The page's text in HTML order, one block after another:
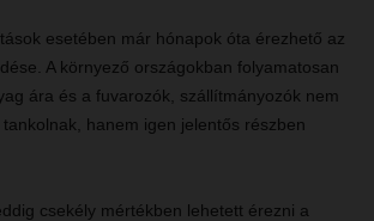
esetében már hónapok óta érezhető az
A környező országokban folyamatosan
ára és a fuvarozók, szállítmányozók nem
hanem igen jelentős részben
csekély mértékben lehetett érezni a